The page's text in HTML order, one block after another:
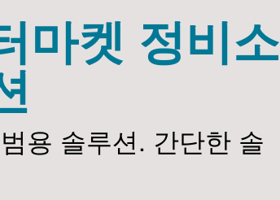
마켓 정비소
용 솔루션. 간단한 솔